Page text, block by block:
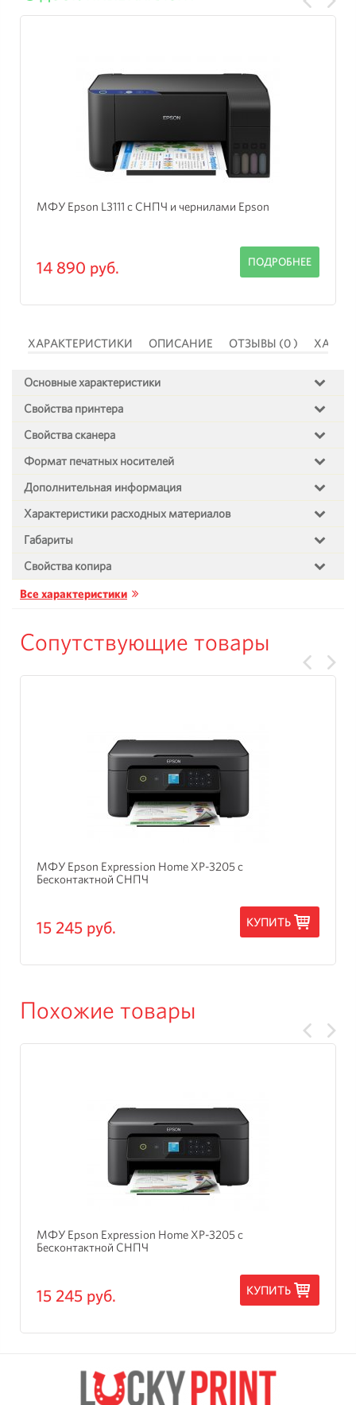
МФУ Epson Expression Home XP-3205 с
15 245 руб.
ХАРАКТЕРИСТИКИ ОПИСАНИЕ ОТЗЫВЫ (0 )
Основные характеристики
Свойства принтера
Свойства сканера
Формат печатных носителей
Дополнительная информация
Характеристики расходных материалов
Габариты
Свойства копира
Все характеристики
Сопутствующие товары
МФУ Epson Expression Home XP-3205 с
Бесконтактной СНПЧ
15 245 руб. КУПИТЬ
Похожие товары
МФУ Epson Expression Home XP-3205 с
Бесконтактной СНПЧ
15 245 руб. КУПИТЬ